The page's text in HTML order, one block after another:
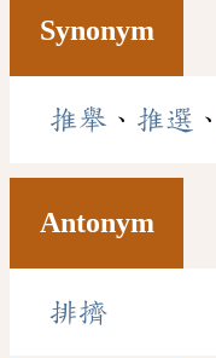
Synonym
推舉 、 推選 、
Antonym
排擠